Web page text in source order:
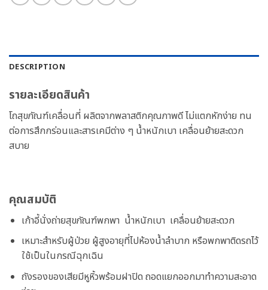
DESCRIPTION
รายละเอียดสินค้า
โถสุขภัณฑ์เคลื่อนที่ ผลิตจากพลาสติกคุณภาพดี ไม่แตกหักง่าย ทน
ต่อการสึกกร่อนและสารเคมีต่าง ๆ น้ำหนักเบา เคลื่อนย้ายสะดวก
สบาย
คุณสมบัติ
เก้าอี้นั่งถ่ายสุขภัณฑ์พกพา น้ำหนักเบา เคลื่อนย้ายสะดวก
เหมาะสำหรับผู้ป่วย ผู้สูงอายุที่ไปห้องน้ำลำบาก หรือพกพาติดรถไว้
ใช้เป็นในกรณีฉุกเฉิน
ถังรองของเสียมีหูหิ้วพร้อมฝาปิด ถอดแยกออกมาทำความสะอาด